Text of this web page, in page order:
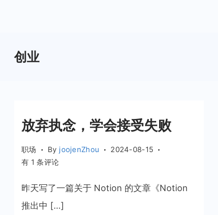
创业
放弃执念，学会接受失败
职场 By joojenZhou
2024-08-15
放
执
念，
学
有 1 条评论
昨天写了一篇关于 Notion 的文章《Notion
推出中 […]